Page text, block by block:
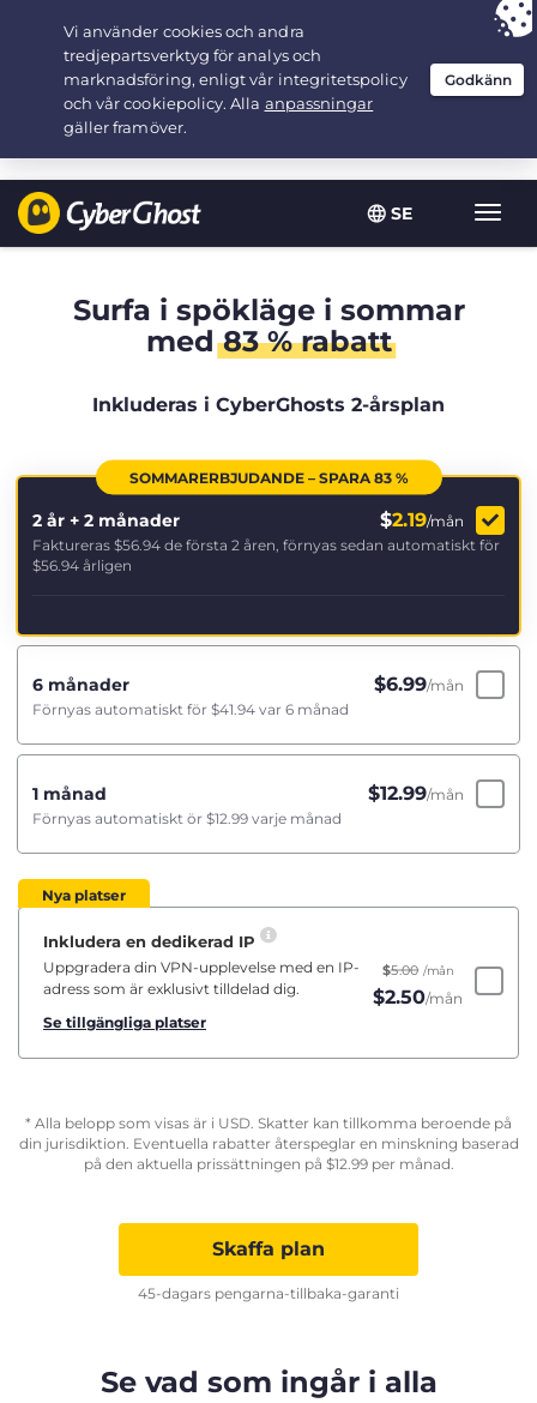
SE
Växla
Your choice:The Best Dealfor 2.1666666666667-years at $
/month
Surfa i spökläge i sommar
med83 % rabatt
Inkluderas i CyberGhosts 2-årsplan
SOMMARERBJUDANDE – SPARA 83 %
2 år + 2 månader $2.19/mån
Faktureras $56.94 de första 2 åren, förnyas sedan automatiskt för
$56.94 årligen
6 månader $6.99/mån
Förnyas automatiskt för $41.94 var 6 månad
1 månad $12.99/mån
Förnyas automatiskt ör $12.99 varje månad
Nya platser
Inkludera en dedikerad IP
Uppgradera din VPN-upplevelse med en IP-
adress som är exklusivt tilldelad dig.
Se tillgängliga platser
$5.00 /mån
$2.50/mån
* Alla belopp som visas är i USD. Skatter kan tillkomma beroende på
din jurisdiktion. Eventuella rabatter återspeglar en minskning baserad
på den aktuella prissättningen på $12.99per månad.
Skaffa plan
45-dagars pengarna-tillbaka-garanti
Se vad som ingår i alla